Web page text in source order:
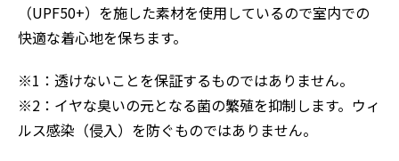
（UPF50+）を施した素材を使用しているので室内での
快適な着心地を保ちます。
※1：透けないことを保証するものではありません。
※2：イヤな臭いの元となる菌の繁殖を抑制します。ウィ
ルス感染（侵入）を防ぐものではありません。